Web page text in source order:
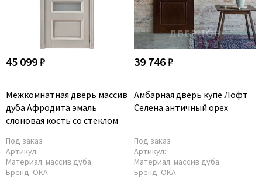
45 099 ₽
Межкомнатная дверь массив
дуба Афродита эмаль
слоновая кость со стеклом
Под заказ
Артикул:
Материал: массив дуба
Бренд: ОКА
39 746 ₽
Амбарная дверь купе Лофт
Селена античный орех
Под заказ
Артикул:
Материал: массив дуба
Бренд: ОКА